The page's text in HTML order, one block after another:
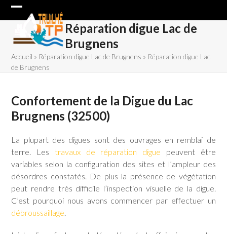
Skip
Open
mobile
menu
Close
mobile
menu
Réparation digue Lac de
Brugnens
Accueil » Réparation digue Lac de Brugnens » Réparation digue Lac
de Brugnens
Confortement de la Digue du Lac
Brugnens (32500)
La plupart des digues sont des ouvrages en remblai de
terre. Les travaux de réparation digue peuvent être
variables selon la configuration des sites et l’ampleur des
désordres constatés. De plus la présence de végétation
peut rendre très difficile l’inspection visuelle de la digue.
C’est pourquoi nous avons commencer par effectuer un
débroussaillage.